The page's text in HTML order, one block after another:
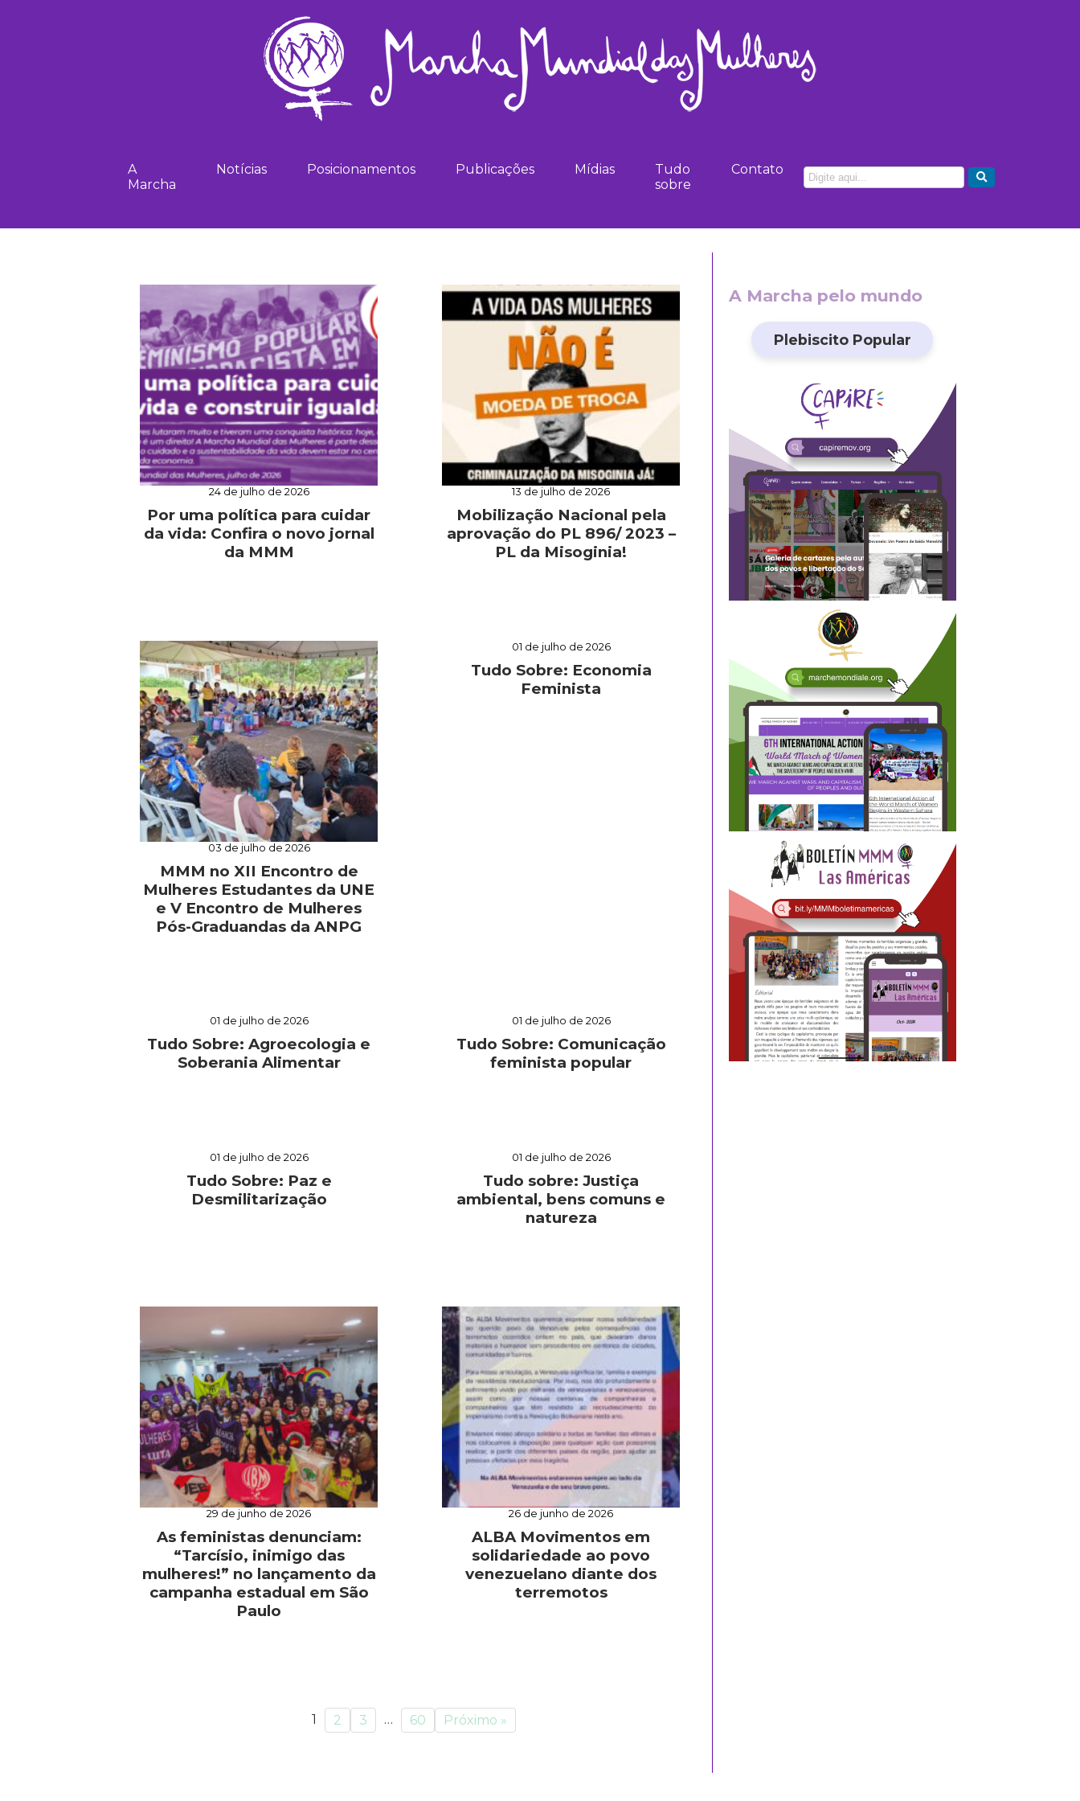
A
Marcha
Notícias Posicionamentos Publicações Mídias
Tudo
sobre
Contato
24 de julho de 2026
Por uma política para cuidar
da vida: Confira o novo jornal
da MMM
13 de julho de 2026
Mobilização Nacional pela
aprovação do PL 896/ 2023 –
PL da Misoginia!
03 de julho de 2026
MMM no XII Encontro de
Mulheres Estudantes da UNE
e V Encontro de Mulheres
Pós-Graduandas da ANPG
01 de julho de 2026
Tudo Sobre: Economia
Feminista
01 de julho de 2026
Tudo Sobre: Agroecologia e
Soberania Alimentar
01 de julho de 2026
Tudo Sobre: Comunicação
feminista popular
01 de julho de 2026
Tudo Sobre: Paz e
Desmilitarização
01 de julho de 2026
Tudo sobre: Justiça
ambiental, bens comuns e
natureza
29 de junho de 2026
As feministas denunciam:
“Tarcísio, inimigo das
mulheres!” no lançamento da
campanha estadual em São
Paulo
26 de junho de 2026
ALBA Movimentos em
solidariedade ao povo
venezuelano diante dos
terremotos
1 2 3 … 60 Próximo »
A Marcha pelo mundo
Plebiscito Popular